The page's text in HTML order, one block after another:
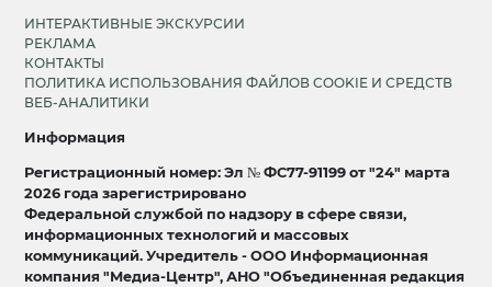
ИНТЕРАКТИВНЫЕ ЭКСКУРСИИ
РЕКЛАМА
КОНТАКТЫ
ПОЛИТИКА ИСПОЛЬЗОВАНИЯ ФАЙЛОВ COOKIE И СРЕДСТВ
ВЕБ-АНАЛИТИКИ
Информация
Регистрационный номер: Эл № ФС77-91199 от "24" марта
2026 года зарегистрировано
Федеральной службой по надзору в сфере связи,
информационных технологий и массовых
коммуникаций. Учредитель - ООО Информационная
компания "Медиа-Центр", АНО "Объединенная редакция